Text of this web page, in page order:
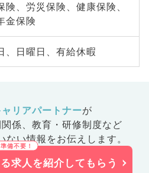
険、労災保険、健康保険、
金保険
、日曜日、有給休暇
リアパートナーが
係、 教育・研修制度など
い情報をお伝えします。
求人を紹介してもらう